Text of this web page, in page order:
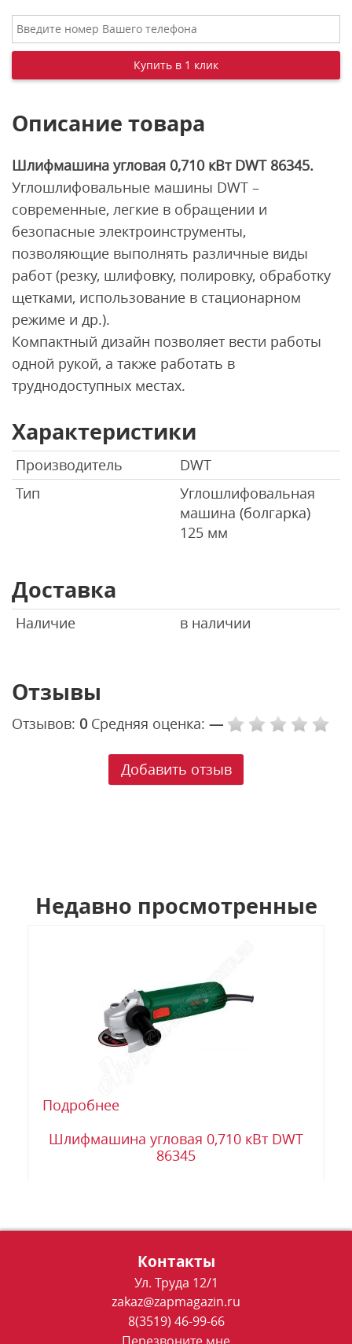
Описание товара
Шлифмашина угловая 0,710 кВт DWT 86345.
Углошлифовальные машины DWT –
современные, легкие в обращении и
безопасные электроинструменты,
позволяющие выполнять различные виды
работ (резку, шлифовку, полировку, обработку
щетками, использование в стационарном
режиме и др.).
Компактный дизайн позволяет вести работы
одной рукой, а также работать в
труднодоступных местах.
Характеристики
Производитель
DWT
Тип
Углошлифовальная
машина (болгарка)
125 мм
Доставка
Наличие в наличии
Отзывы
Отзывов: 0 Средняя оценка: —
Добавить отзыв
Недавно просмотренные
Подробнее
Шлифмашина угловая 0,710 кВт DWT
86345
Контакты
Ул. Труда 12/1
zakaz@zapmagazin.ru
8(3519) 46-99-66